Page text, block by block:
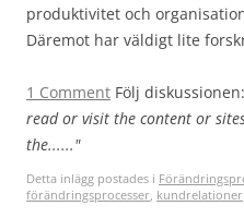
produktivitet och
Däremot har väldigt lite
1 Comment Följ diskussionen:
read or visit the content or
the......"
Detta inlägg postades i
förändringsprocesser, kundrelationer